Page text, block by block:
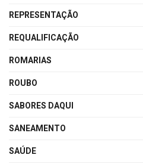
REPRESENTAÇÃO
REQUALIFICAÇÃO
ROMARIAS
ROUBO
SABORES DAQUI
SANEAMENTO
SAÚDE